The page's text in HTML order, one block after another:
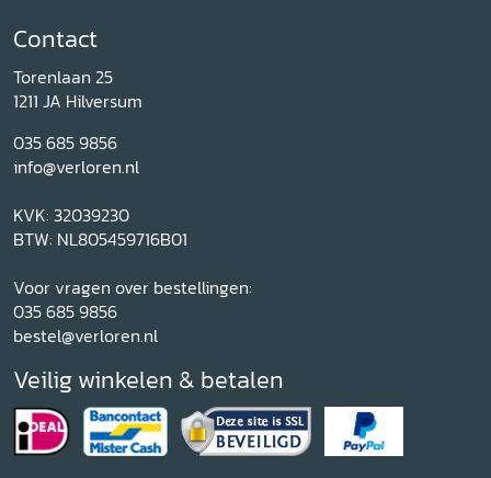
Contact
Torenlaan 25
1211 JA Hilversum
035 685 9856
info@verloren.nl
KVK: 32039230
BTW: NL805459716B01
Voor vragen over bestellingen:
035 685 9856
bestel@verloren.nl
Veilig winkelen & betalen